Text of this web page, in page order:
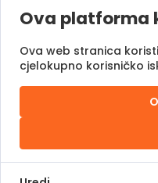
Sub od 10 do 17h
Nedjelja - neradni dan
Donacije putem
Ova platforma
Ova web stranica
cjelokupno korisničko